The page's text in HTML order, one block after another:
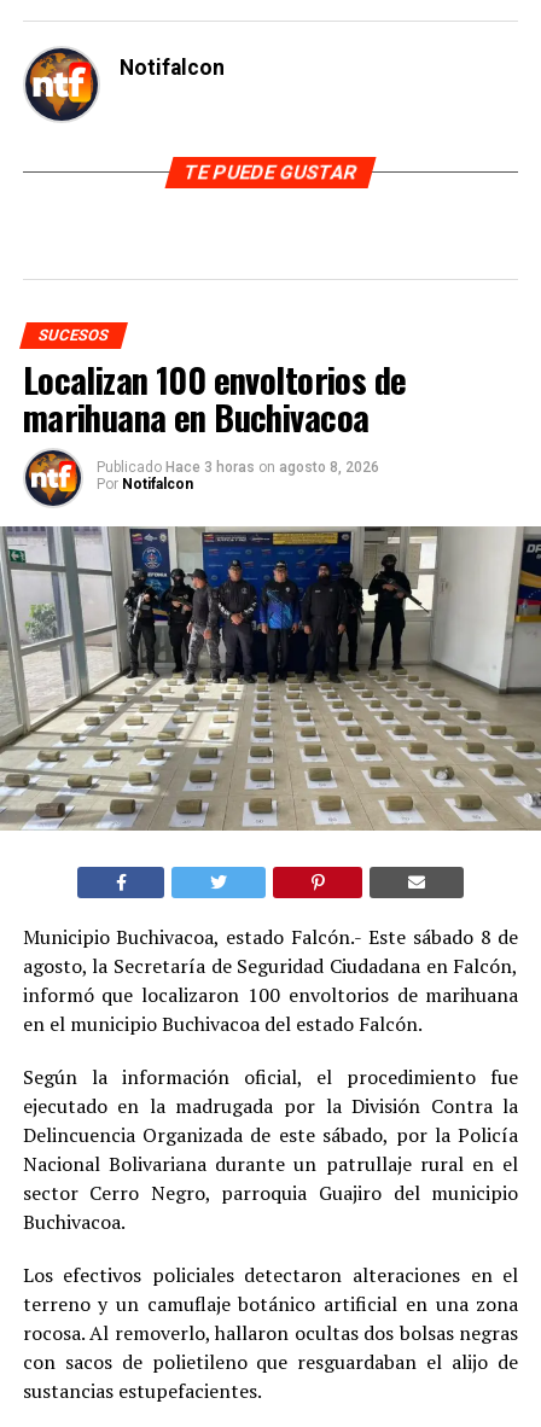
Notifalcon
TE PUEDE GUSTAR
SUCESOS
Localizan 100 envoltorios de
marihuana en Buchivacoa
Publicado Hace 3 horas on agosto 8, 2026
Por Notifalcon
Municipio Buchivacoa, estado Falcón.- Este sábado 8 de
agosto, la Secretaría de Seguridad Ciudadana en Falcón,
informó que localizaron 100 envoltorios de marihuana
en el municipio Buchivacoa del estado Falcón.
Según la información oficial, el procedimiento fue
ejecutado en la madrugada por la División Contra la
Delincuencia Organizada de este sábado, por la Policía
Nacional Bolivariana durante un patrullaje rural en el
sector Cerro Negro, parroquia Guajiro del municipio
Buchivacoa.
Los efectivos policiales detectaron alteraciones en el
terreno y un camuflaje botánico artificial en una zona
rocosa. Al removerlo, hallaron ocultas dos bolsas negras
con sacos de polietileno que resguardaban el alijo de
sustancias estupefacientes.